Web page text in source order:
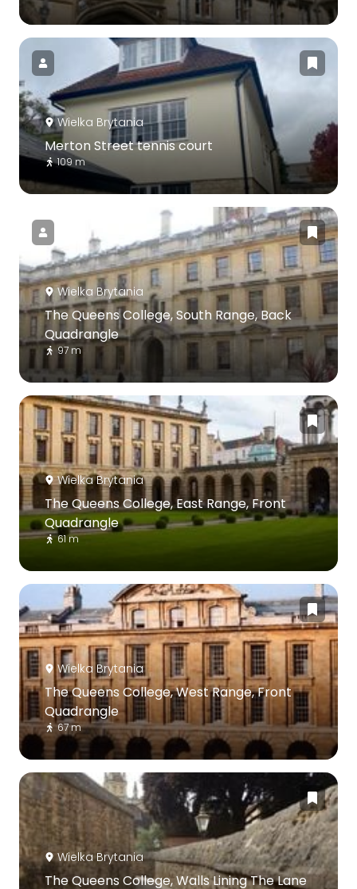
Wielka Brytania
Merton Street tennis court
109 m
Wielka Brytania
The Queens College, South Range, Back
Quadrangle
97 m
Wielka Brytania
The Queens College, East Range, Front
Quadrangle
61 m
Wielka Brytania
The Queens College, West Range, Front
Quadrangle
67 m
Wielka Brytania
The Queens College, Walls Lining The Lane